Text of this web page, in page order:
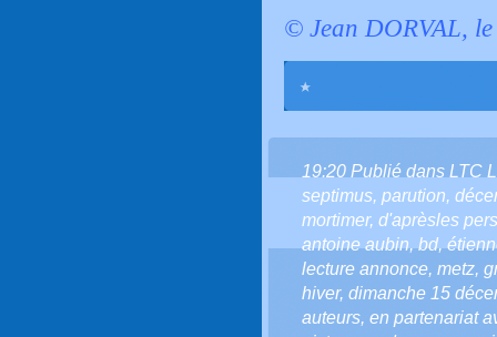
© Jean DORVAL,
19:20 Publié dans LTC
septimus, parution,
mortimer, d'aprèsles
antoine aubin,bd,
lecture annonce, metz,
hiver, dimanche 15
auteurs, en partenariat